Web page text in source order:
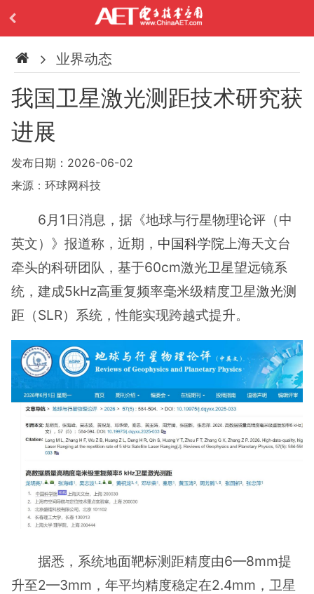
业界动态
我国卫星激光测距技术研究获
进展
发布日期：2026-06-02
来源：环球网科技
6月1日消息，据《地球与行星物理论评（中
英文）》报道称，近期， 中国科学院上海天文台
牵头的科研团队，基于60cm激光卫星望远镜系
统，建成5kHz高重复频率毫米级精度卫星激光测
距 （SLR）系统，性能实现跨越式提升。
据悉，系统地面靶标测距精度由6—8mm提
升至2—3mm，年平均精度稳定在2.4mm，卫星